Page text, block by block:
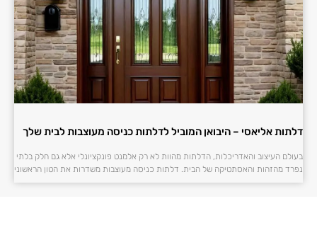
דלתות אליאסי – היבואן המוביל לדלתות כניסה מעוצבות לבית שלך
בעולם העיצוב והאדריכלות, הדלתות מהוות לא רק אלמנט פונקציונלי אלא גם חלק בלתי
נפרד מהזהות והאסתטיקה של הבית. דלתות כניסה מעוצבות משדרות את הטון הראשוני